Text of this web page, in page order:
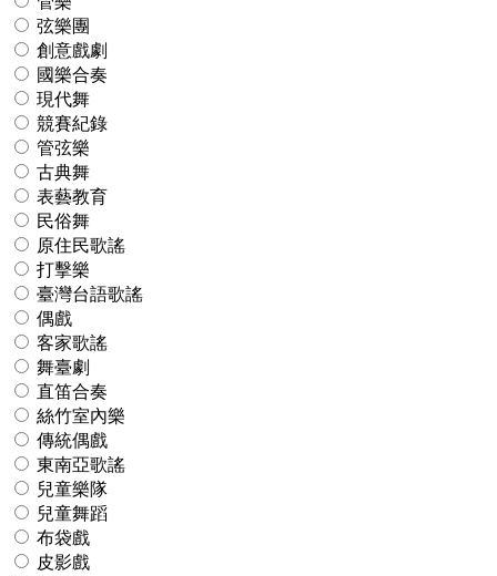
弦樂團
創意戲劇
國樂合奏
現代舞
競賽紀錄
管弦樂
古典舞
表藝教育
民俗舞
原住民歌謠
打擊樂
臺灣台語歌謠
偶戲
客家歌謠
舞臺劇
直笛合奏
絲竹室內樂
傳統偶戲
東南亞歌謠
兒童樂隊
兒童舞蹈
布袋戲
皮影戲